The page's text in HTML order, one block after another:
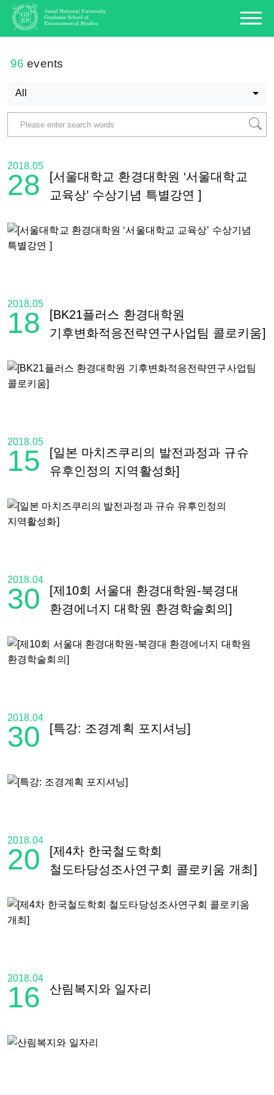
96 events
All
2018.05
28
[서울대학교 환경대학원 ‘서울대학교
교육상’ 수상기념 특별강연 ]
2018.05
18
[BK21플러스 환경대학원
기후변화적응전략연구사업팀 콜로키움]
2018.05
15
[일본 마치즈쿠리의 발전과정과 규슈
유후인정의 지역활성화]
2018.04
30
[제10회 서울대 환경대학원-북경대
환경에너지 대학원 환경학술회의]
2018.04
30 [특강: 조경계획 포지셔닝]
2018.04
20
[제4차 한국철도학회
철도타당성조사연구회 콜로키움 개최]
2018.04
16 산림복지와 일자리